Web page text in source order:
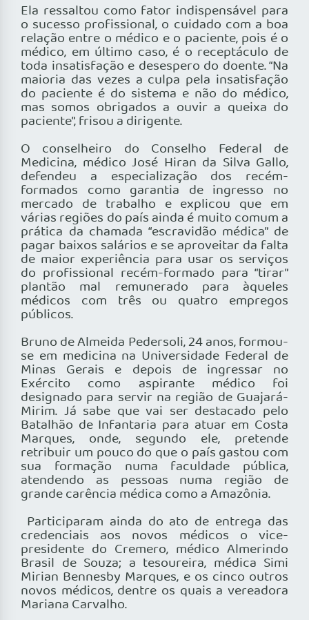
Ela ressaltou como fator indispensável para
o sucesso profissional, o cuidado com a boa
relação entre o médico e o paciente, pois é o
médico, em último caso, é o receptáculo de
toda insatisfação e desespero do doente. “Na
maioria das vezes a culpa pela insatisfação
do paciente é do sistema e não do médico,
mas somos obrigados a ouvir a queixa do
paciente”, frisou a dirigente.
O conselheiro do Conselho Federal de
Medicina, médico José Hiran da Silva Gallo,
defendeu a especialização dos recém-
formados como garantia de ingresso no
mercado de trabalho e explicou que em
várias regiões do país ainda é muito comum a
prática da chamada “escravidão médica” de
pagar baixos salários e se aproveitar da falta
de maior experiência para usar os serviços
do profissional recém-formado para “tirar”
plantão mal remunerado para àqueles
médicos com três ou quatro empregos
públicos.
Bruno de Almeida Pedersoli, 24 anos, formou-
se em medicina na Universidade Federal de
Minas Gerais e depois de ingressar no
Exército como aspirante médico foi
designado para servir na região de Guajará-
Mirim. Já sabe que vai ser destacado pelo
Batalhão de Infantaria para atuar em Costa
Marques, onde, segundo ele, pretende
retribuir um pouco do que o país gastou com
sua formação numa faculdade pública,
atendendo as pessoas numa região de
grande carência médica como a Amazônia.
Participaram ainda do ato de entrega das
credenciais aos novos médicos o vice-
presidente do Cremero, médico Almerindo
Brasil de Souza; a tesoureira, médica Simi
Mirian Bennesby Marques, e os cinco outros
novos médicos, dentre os quais a vereadora
Mariana Carvalho.